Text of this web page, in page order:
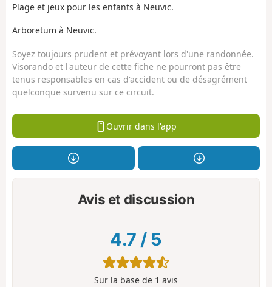
Plage et jeux pour les enfants à Neuvic.
Arboretum à Neuvic.
Soyez toujours prudent et prévoyant lors d'une randonnée.
Visorando et l'auteur de cette fiche ne pourront pas être
tenus responsables en cas d'accident ou de désagrément
quelconque survenu sur ce circuit.
Ouvrir dans l'app
Avis et discussion
4.7 / 5
Sur la base de 1 avis